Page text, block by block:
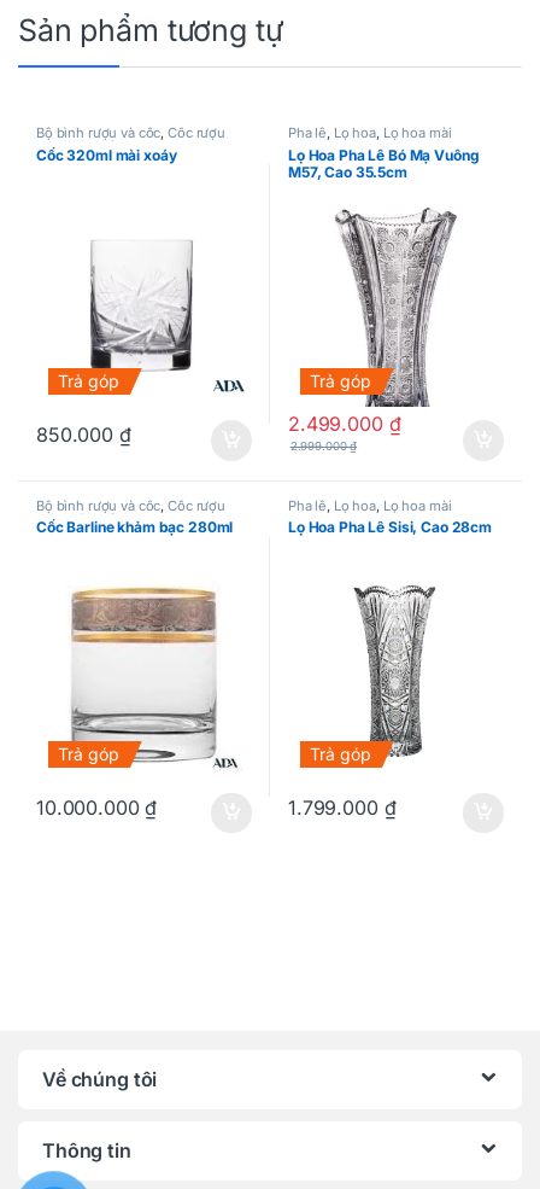
Sản phẩm tương tự
Bộ bình rượu và cốc,Cốc rượu
mạnh,Pha lê
Cốc 320ml mài xoáy
Trả góp
850.000 ₫
Pha lê, Lọ hoa, Lọ hoa mài
Lọ Hoa Pha Lê Bó Mạ Vuông
M57, Cao 35.5cm
Trả góp
2.499.000 ₫
2.999.000₫
Bộ bình rượu và cốc,Cốc rượu
mạnh, Pha lê
Cốc Barline khảm bạc 280ml
Trả góp
10.000.000₫
Pha lê, Lọ hoa, Lọ hoa mài
Lọ Hoa Pha Lê Sisi, Cao 28cm
Trả góp
1.799.000 ₫
Về chúng tôi
Thông tin